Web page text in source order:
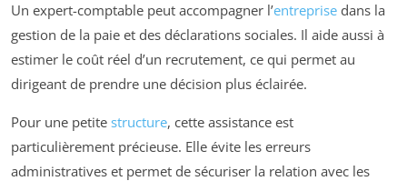
Un expert-comptable peut accompagner l’entreprise dans la
gestion de la paie et des déclarations sociales. Il aide aussi à
estimer le coût réel d’un recrutement, ce qui permet au
dirigeant de prendre une décision plus éclairée.
Pour une petite structure, cette assistance est
particulièrement précieuse. Elle évite les erreurs
administratives et permet de sécuriser la relation avec les